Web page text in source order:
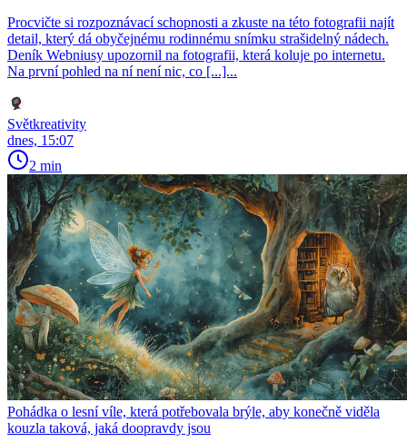
Procvičte si rozpoznávací schopnosti a zkuste na této fotografii najít
detail, který dá obyčejnému rodinnému snímku strašidelný nádech.
Deník Webniusy upozornil na fotografii, která koluje po internetu.
Na první pohled na ní není nic, co [...]...
Světkreativity
dnes, 15:07
2 min
Pohádka o lesní víle, která potřebovala brýle, aby konečně viděla
kouzla taková, jaká doopravdy jsou